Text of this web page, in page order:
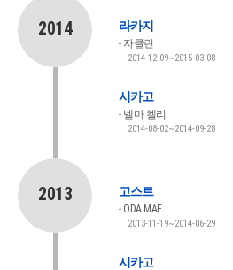
2014 라카지
자클린
2014-12-09~2015-03-08
시카고
벨마 켈리
2014-08-02~2014-09-28
2013 고스트
ODA MAE
2013-11-19~2014-06-29
시카고